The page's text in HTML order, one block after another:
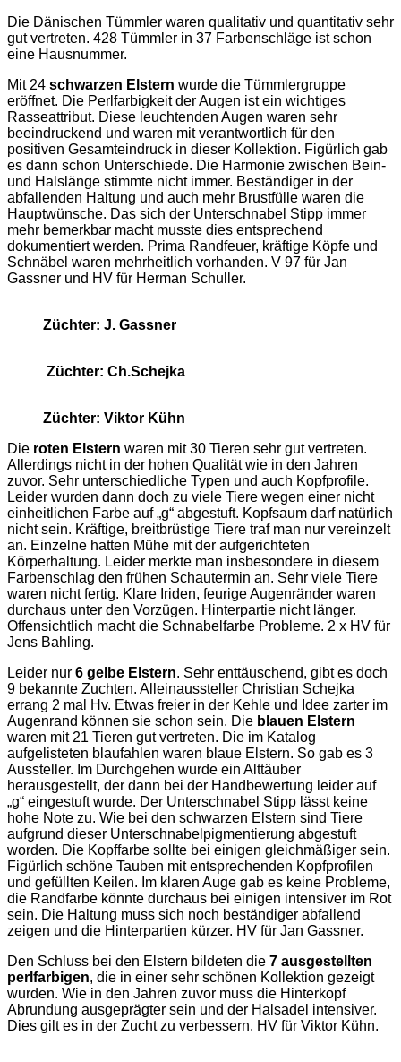
Die Dänischen Tümmler waren qualitativ und quantitativ sehr
gut vertreten. 428 Tümmler in 37 Farbenschläge ist schon
eine Hausnummer.
Mit 24 schwarzen Elstern wurde die Tümmlergruppe
eröffnet. Die Perlfarbigkeit der Augen ist ein wichtiges
Rasseattribut. Diese leuchtenden Augen waren sehr
beeindruckend und waren mit verantwortlich für den
positiven Gesamteindruck in dieser Kollektion. Figürlich gab
es dann schon Unterschiede. Die Harmonie zwischen Bein-
und Halslänge stimmte nicht immer. Beständiger in der
abfallenden Haltung und auch mehr Brustfülle waren die
Hauptwünsche. Das sich der Unterschnabel Stipp immer
mehr bemerkbar macht musste dies entsprechend
dokumentiert werden. Prima Randfeuer, kräftige Köpfe und
Schnäbel waren mehrheitlich vorhanden. V 97 für Jan
Gassner und HV für Herman Schuller.
Züchter: J. Gassner
Züchter: Ch.Schejka
Züchter: Viktor Kühn
Die roten Elstern waren mit 30 Tieren sehr gut vertreten.
Allerdings nicht in der hohen Qualität wie in den Jahren
zuvor. Sehr unterschiedliche Typen und auch Kopfprofile.
Leider wurden dann doch zu viele Tiere wegen einer nicht
einheitlichen Farbe auf „g“ abgestuft. Kopfsaum darf natürlich
nicht sein. Kräftige, breitbrüstige Tiere traf man nur vereinzelt
an. Einzelne hatten Mühe mit der aufgerichteten
Körperhaltung. Leider merkte man insbesondere in diesem
Farbenschlag den frühen Schautermin an. Sehr viele Tiere
waren nicht fertig. Klare Iriden, feurige Augenränder waren
durchaus unter den Vorzügen. Hinterpartie nicht länger.
Offensichtlich macht die Schnabelfarbe Probleme. 2 x HV für
Jens Bahling.
Leider nur 6 gelbe Elstern. Sehr enttäuschend, gibt es doch
9 bekannte Zuchten. Alleinaussteller Christian Schejka
errang 2 mal Hv. Etwas freier in der Kehle und Idee zarter im
Augenrand können sie schon sein. Die blauen Elstern
waren mit 21 Tieren gut vertreten. Die im Katalog
aufgelisteten blaufahlen waren blaue Elstern. So gab es 3
Aussteller. Im Durchgehen wurde ein Alttäuber
herausgestellt, der dann bei der Handbewertung leider auf
„g“ eingestuft wurde. Der Unterschnabel Stipp lässt keine
hohe Note zu. Wie bei den schwarzen Elstern sind Tiere
aufgrund dieser Unterschnabelpigmentierung abgestuft
worden. Die Kopffarbe sollte bei einigen gleichmäßiger sein.
Figürlich schöne Tauben mit entsprechenden Kopfprofilen
und gefüllten Keilen. Im klaren Auge gab es keine Probleme,
die Randfarbe könnte durchaus bei einigen intensiver im Rot
sein. Die Haltung muss sich noch beständiger abfallend
zeigen und die Hinterpartien kürzer. HV für Jan Gassner.
Den Schluss bei den Elstern bildeten die 7 ausgestellten
perlfarbigen, die in einer sehr schönen Kollektion gezeigt
wurden. Wie in den Jahren zuvor muss die Hinterkopf
Abrundung ausgeprägter sein und der Halsadel intensiver.
Dies gilt es in der Zucht zu verbessern. HV für Viktor Kühn.